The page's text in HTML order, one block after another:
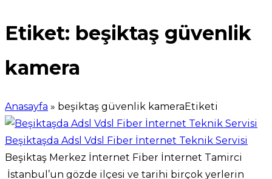
Etiket: beşiktaş güvenlik
kamera
Anasayfa » beşiktaş güvenlik kameraEtiketi
Beşiktaşda Adsl Vdsl Fiber İnternet Teknik Servisi
Beşiktaş Merkez İnternet Fiber İnternet Tamirci
İstanbul’un gözde ilçesi ve tarihi birçok yerlerin